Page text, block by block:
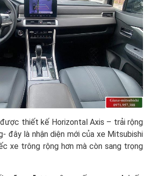
thiết kế Horizontal Axis – trải rộng
đây là nhận diện mới của xe Mitsubishi
xe trông rộng hơn mà còn sang trọng